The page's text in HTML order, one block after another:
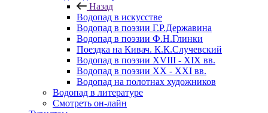
Назад
Водопад в искусстве
Водопад в поэзии Г.Р.Державина
Водопад в поэзии Ф.Н.Глинки
Поездка на Кивач. К.К.Случевский
Водопад в поэзии XVIII - XIX вв.
Водопад в поэзии XX - XXI вв.
Водопад на полотнах художников
Водопад в литературе
Смотреть он-лайн